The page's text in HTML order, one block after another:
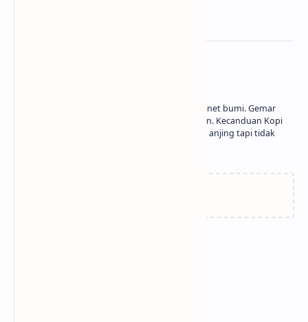
Seorang pria yang kebetulan lahir di planet bumi. Gemar
bermain game, bukan bermain perasaan. Kecanduan Kopi
Sanger dan Sidikalang. Seorang pecinta anjing tapi tidak